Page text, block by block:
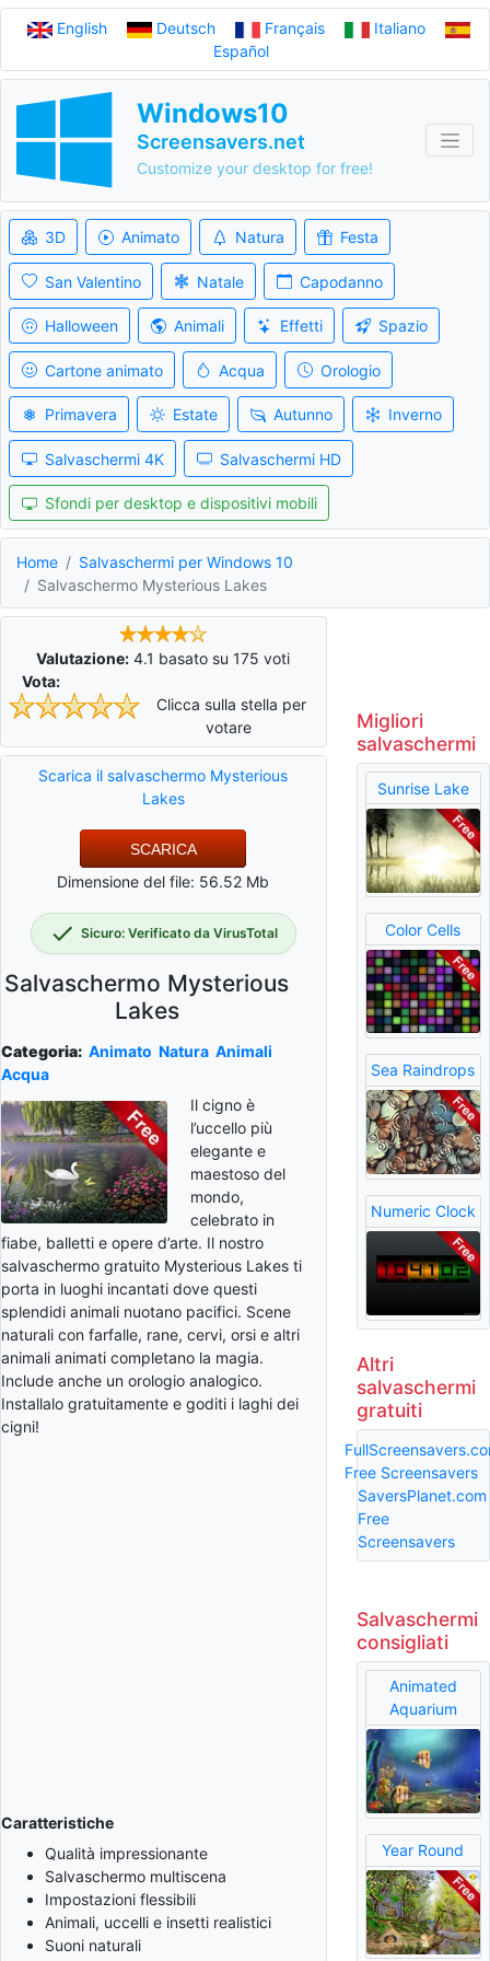
English Deutsch Français
Italiano
Español
Windows10
Screensavers.net
Customize your desktop for free!
3D Animato Natura Festa
San Valentino Natale Capodanno
Halloween Animali Effetti Spazio
Cartone animato Acqua Orologio
Primavera Estate Autunno Inverno
Salvaschermi 4K Salvaschermi HD
Sfondi per desktop e dispositivi mobili
Home
Salvaschermi per Windows 10
Salvaschermo Mysterious Lakes
Valutazione: 4.1 basato su175 voti
Vota:
Clicca sulla stella per
votare
Scarica il salvaschermo Mysterious
Lakes
SCARICA
Dimensione del file: 56.52 Mb
Sicuro: Verificato da VirusTotal
Salvaschermo Mysterious
Lakes
Categoria: Animato Natura Animali
Acqua
Il cigno è
l’uccello più
elegante e
maestoso del
mondo,
celebrato in
fiabe, balletti e opere d’arte. Il nostro
salvaschermo gratuito Mysterious Lakes ti
porta in luoghi incantati dove questi
splendidi animali nuotano pacifici. Scene
naturali con farfalle, rane, cervi, orsi e altri
animali animati completano la magia.
Include anche un orologio analogico.
Installalo gratuitamente e goditi i laghi dei
cigni!
Caratteristiche
Qualità impressionante
Salvaschermo multiscena
Impostazioni flessibili
Animali, uccelli e insetti realistici
Suoni naturali
Migliori
salvaschermi
Sunrise Lake
Color Cells
Sea Raindrops
Numeric Clock
Altri
salvaschermi
gratuiti
Free Screensavers
SaversPlanet.com
Free
Screensavers
Salvaschermi
consigliati
Animated
Aquarium
Year Round